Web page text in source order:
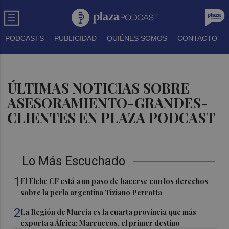
PODCASTS PUBLICIDAD QUIÉNES SOMOS CONTACTO
ÚLTIMAS NOTICIAS SOBRE
ASESORAMIENTO-GRANDES-
CLIENTES EN PLAZA PODCAST
Lo Más Escuchado
1 El Elche CF está a un paso de hacerse con los derechos
sobre la perla argentina Tiziano Perrotta
2La Región de Murcia es la cuarta provincia que más
exporta a África: Marruecos, el primer destino